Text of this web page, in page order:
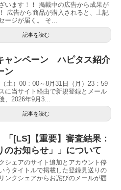
います！！ 掲載中の広告から成果が
広告から商品が購入されると、上記
ージが届く。 そ...
記事を読む
ャンペーン ハピタス紹介
ン
土）00：00～8月31日（月）23：59
に当サイト経由で新規登録とメール
、2026年9月3...
記事を読む
「[LS]【重要】審査結果：
のお知らせ」」について
シェアのサイト追加とアカウント停
うタイトルで掲載した登録見送りの
ンクシェアからお詫びのメールが届